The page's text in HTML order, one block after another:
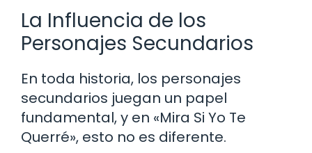
La Influencia de los
Personajes Secundarios
En toda historia, los personajes
secundarios juegan un papel
fundamental, y en «Mira Si Yo Te
Querré», esto no es diferente.